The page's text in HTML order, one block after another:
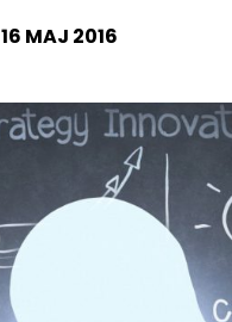
16 MAJ 2016